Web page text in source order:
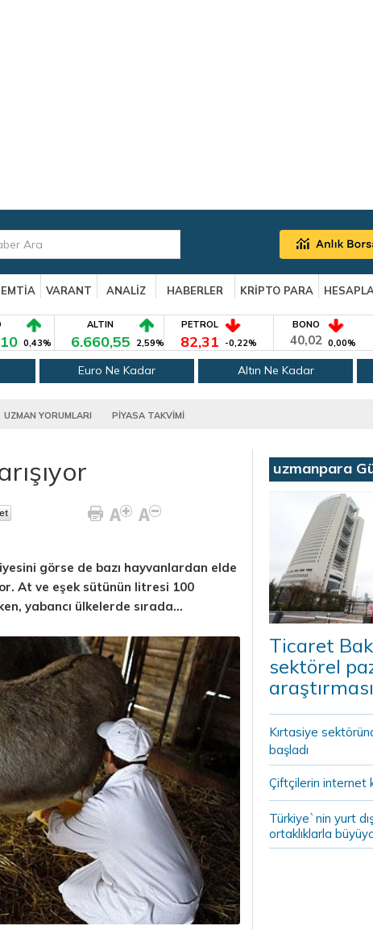
EMTİA VARANT ANALİZ HABERLER KRİPTO PARA
0,43%
ALTIN
6.660,55 2,59%
PETROL
82,31 -0,22%
BONO
40,02 0,00%
Euro Ne Kadar Altın Ne Kadar
UZMAN YORUMLARI PİYASA TAKVİMİ
görse de bazı hayvanlardan elde
At ve eşek sütünün litresi 100
yabancı ülkelerde sırada...
uzmanpara
Ticaret
sektörel
Kırtasiye
başladı
Çiftçilerin internet
Türkiye`nin yurt
ortaklıklarla